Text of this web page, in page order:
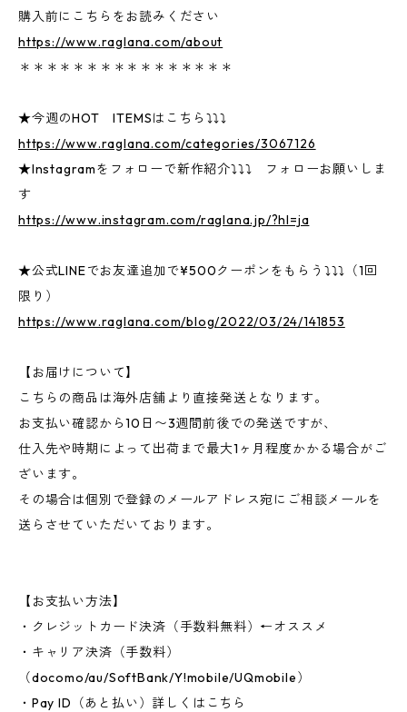
購入前にこちらをお読みください
https://www.raglana.com/about
＊＊＊＊＊＊＊＊＊＊＊＊＊＊＊＊
★今週のHOT ITEMSはこちら⤵⤵⤵
https://www.raglana.com/categories/3067126
★Instagramをフォローで新作紹介⤵⤵⤵ フォローお願いしま
す
https://www.instagram.com/raglana.jp/?hl=ja
★公式LINEでお友達追加で¥500クーポンをもらう⤵⤵⤵（1回
限り）
https://www.raglana.com/blog/2022/03/24/141853
【お届けについて】
こちらの商品は海外店舗より直接発送となります。
お支払い確認から10日〜3週間前後での発送ですが、
仕入先や時期によって出荷まで最大1ヶ月程度かかる場合がご
ざいます。
その場合は個別で登録のメールアドレス宛にご相談メールを
送らさせていただいております。
【お支払い方法】
・クレジットカード決済（手数料無料）←オススメ
・キャリア決済（手数料）
（docomo/au/SoftBank/Y!mobile/UQmobile）
・Pay ID（あと払い）詳しくはこちら